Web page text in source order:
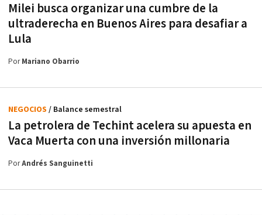
Milei busca organizar una cumbre de la
ultraderecha en Buenos Aires para desafiar a
Lula
PorMariano Obarrio
La petrolera de Techint acelera su apuesta en
Vaca Muerta con una inversión millonaria
NEGOCIOS / Balance semestral
PorAndrés Sanguinetti